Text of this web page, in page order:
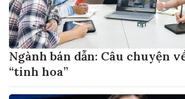
Ngành bán dẫn: Câu chuyện
“tinh hoa”